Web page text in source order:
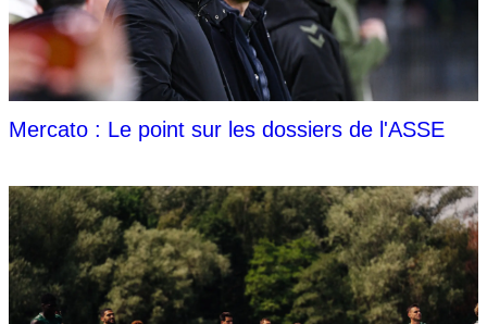
Mercato : Le point sur les dossiers de l'ASSE